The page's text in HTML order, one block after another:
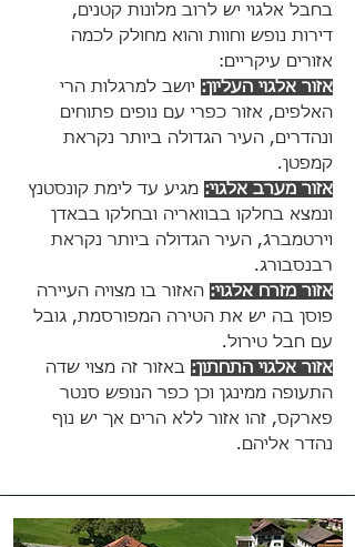
בחבל אלגוי יש לרוב מלונות קטנים,
דירות נופש וחוות והוא מחולק לכמה
אזורים עיקריים:
אזור אלגוי העליון: יושב למרגלות הרי
האלפים, אזור כפרי עם נופים פתוחים
ונהדרים, העיר הגדולה ביותר נקראת
קמפטן.
אזור מערב אלגוי: מגיע עד לימת קונסטנץ
ונמצא בחלקו בבוואריה ובחלקו בבאדן
וירטמברגֿ, העיר הגדולה ביותר נקראת
רבנסבורג.
אזור מזרח אלגוי: האזור בו מצויה העיירה
פוסן בה יש את הטירה המפורסמת, גובל
עם חבל טירול.
אזור אלגוי התחתון: באזור זה מצוי שדה
התעופה ממינגן וכן כפר הנופש סנטר
פארקס, זהו אזור ללא הרים אך יש נוף
נהדר אליהם.